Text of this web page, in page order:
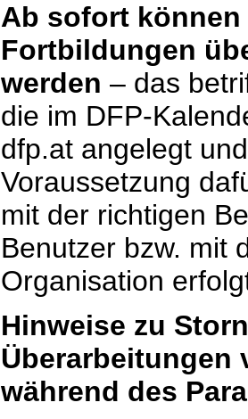
Ab sofort können
Fortbildungen
werden – das
die im DFP-
dfp.at angelegt
Voraussetzung
mit der richtigen
Benutzer bzw. mit
Organisation
Hinweise zu
Überarbeitungen
während des